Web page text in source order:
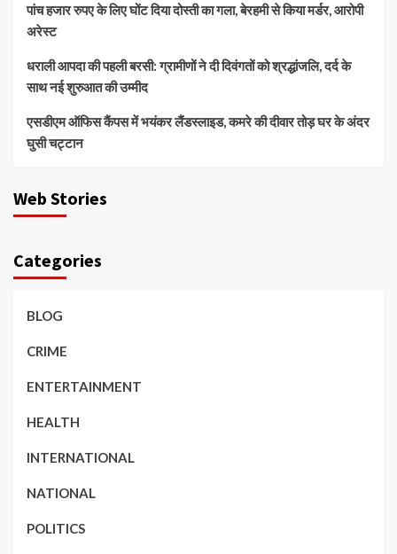
पांच हजार रुपए के लिए घोंट दिया दोस्ती का गला, बेरहमी से किया मर्डर, आरोपी
अरेस्ट
धराली आपदा की पहली बरसी: ग्रामीणों ने दी दिवंगतों को श्रद्धांजलि, दर्द के
साथ नई शुरुआत की उम्मीद
एसडीएम ऑफिस कैंपस में भयंकर लैंडस्लाइड, कमरे की दीवार तोड़ घर के अंदर
घुसी चट्टान
Web Stories
Categories
BLOG
CRIME
ENTERTAINMENT
HEALTH
INTERNATIONAL
NATIONAL
POLITICS